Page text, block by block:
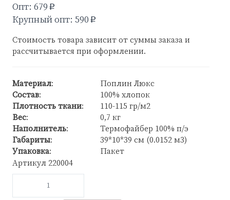
Опт: 679 p
Крупный опт: 590 p
Стоимость товара зависит от суммы заказа и
рассчитывается при оформлении.
Материал:
Поплин Люкс
Состав:
100% хлопок
Плотность ткани:
110-115 гр/м2
Вес:
0,7 кг
Наполнитель:
Термофайбер 100% п/э
Габариты:
39*10*39 см (0.0152 м3)
Упаковка:
Пакет
Артикул 220004